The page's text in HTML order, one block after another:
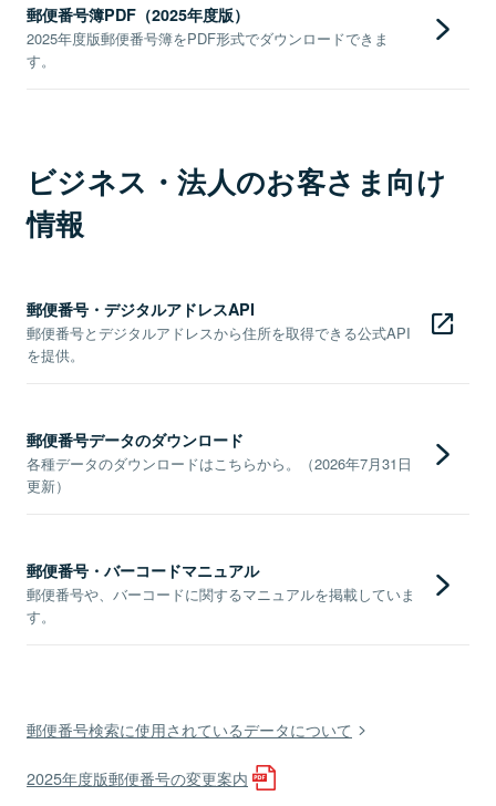
郵便番号簿PDF（2025年度版）
2025年度版郵便番号簿をPDF形式でダウンロードできま
す。
ビジネス・法人のお客さま向け
情報
郵便番号・デジタルアドレスAPI
郵便番号とデジタルアドレスから住所を取得できる公式API
を提供。
郵便番号データのダウンロード
各種データのダウンロードはこちらから。（2026年7月31日
更新）
郵便番号・バーコードマニュアル
郵便番号や、バーコードに関するマニュアルを掲載していま
す。
郵便番号検索に使用されているデータについて
2025年度版郵便番号の変更案内